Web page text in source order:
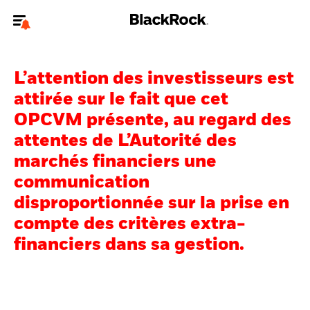
professionnels.
jourvotre type d'utilisateur.
Nous connaître
Thèmes
ETF iShares
L’attention des investisseurs est
attirée sur le fait que cet
OPCVM présente, au regard des
attentes de L’Autorité des
marchés financiers une
communication
disproportionnée sur la prise en
compte des critères extra-
financiers dans sa gestion.